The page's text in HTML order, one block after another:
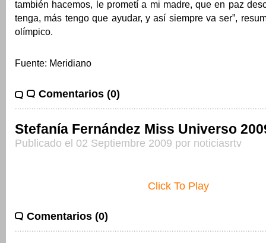
también hacemos, le prometí a mi madre, que en paz
tenga, más tengo que ayudar, y así siempre va ser”,
olímpico.
Fuente: Meridiano
Comentarios (0)
Stefanía Fernández Miss Universo
Publicado el 02 Septiembre 2009 por noticiasrtv
Click To Play
Comentarios (0)